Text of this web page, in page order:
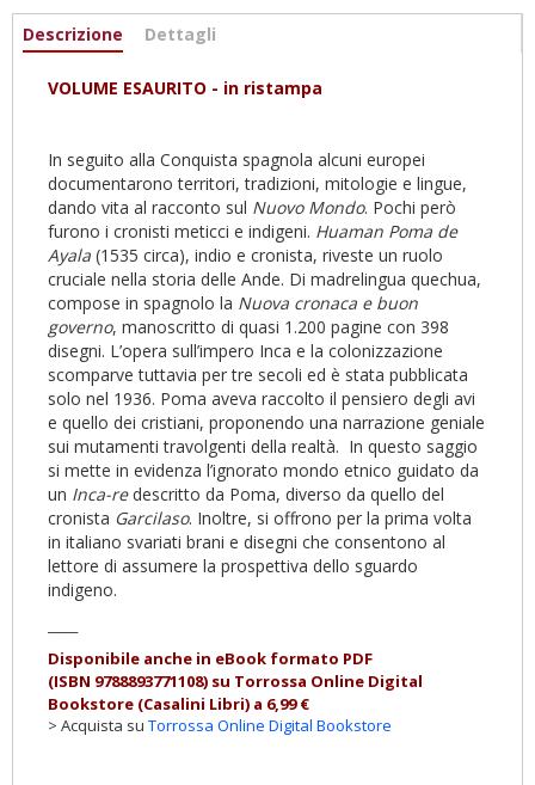
Informazioni
Descrizione (active
Dettagli
VOLUME ESAURITO - in ristampa
In seguito alla Conquista spagnola alcuni europei
documentarono territori, tradizioni, mitologie e lingue,
dando vita al racconto sul Nuovo Mondo. Pochi però
furono i cronisti meticci e indigeni. Huaman Poma de
Ayala (1535 circa), indio e cronista, riveste un ruolo
cruciale nella storia delle Ande. Di madrelingua quechua,
compose in spagnolo la Nuova cronaca e buon
governo, manoscritto di quasi 1.200 pagine con 398
disegni. L’opera sull’impero Inca e la colonizzazione
scomparve tuttavia per tre secoli ed è stata pubblicata
solo nel 1936. Poma aveva raccolto il pensiero degli avi
e quello dei cristiani, proponendo una narrazione geniale
sui mutamenti travolgenti della realtà. In questo saggio
si mette in evidenza l’ignorato mondo etnico guidato da
un Inca-redescritto da Poma, diverso da quello del
cronista Garcilaso. Inoltre, si offrono per la prima volta
in italiano svariati brani e disegni che consentono al
lettore di assumere la prospettiva dello sguardo
indigeno.
Disponibile anche in eBook formato PDF
(ISBN 9788893771108) su Torrossa Online Digital
Bookstore (Casalini Libri) a 6,99€
> Acquista su Torrossa Online Digital Bookstore